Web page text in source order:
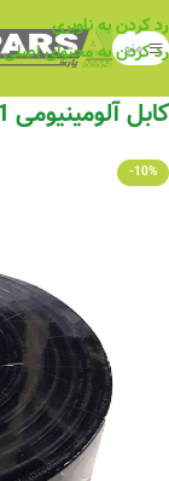
رد کردن به ناوبری
رد کردن به محتوای اصلی
منو
کابل آلومینیومی 1 در 120 سیمیا NAYY
-10%